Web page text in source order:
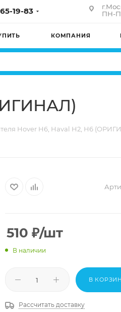
19-83
ПН-
КОМПАНИЯ
Hover H6, Haval H2, H6
510 ₽/шт
В наличии
В
Рассчитать доставку